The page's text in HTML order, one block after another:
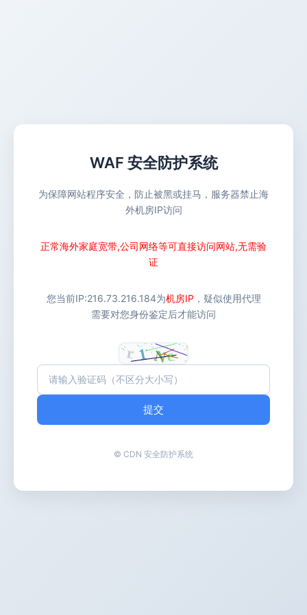
WAF 安全防护系统
为保障网站程序安全，防止被黑或挂马，服务器禁止海
外机房IP访问
正常海外家庭宽带,公司网络等可直接访问网站,无需验
证
您当前IP:216.73.216.184为机房IP ，疑似使用代理
需要对您身份鉴定后才能访问
提交
© CDN 安全防护系统